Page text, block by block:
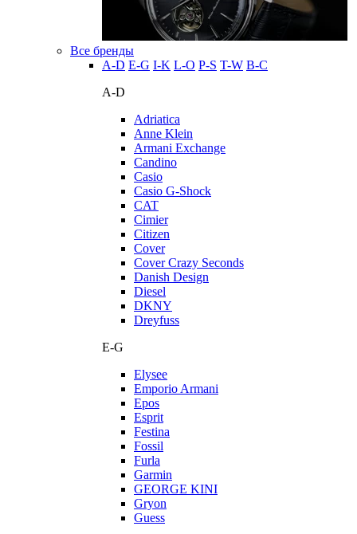
Все бренды
A-D E-G I-K L-O P-S T-W В-С
A-D
Adriatica
Anne Klein
Armani Exchange
Candino
Casio
Casio G-Shock
CAT
Cimier
Citizen
Cover
Cover Crazy Seconds
Danish Design
Diesel
DKNY
Dreyfuss
E-G
Elysee
Emporio Armani
Epos
Esprit
Festina
Fossil
Furla
Garmin
GEORGE KINI
Gryon
Guess